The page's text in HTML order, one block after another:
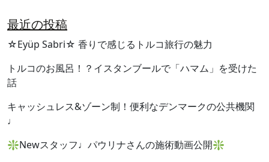
最近の投稿
☆Eyüp Sabri☆ 香りで感じるトルコ旅行の魅力
トルコのお風呂！？イスタンブールで「ハマム」を受けた
話
キャッシュレス&ゾーン制！便利なデンマークの公共機関
♩
❇︎Newスタッフ♩パウリナさんの施術動画公開❇︎